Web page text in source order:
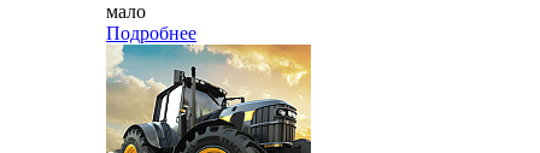
мало
Подробнее